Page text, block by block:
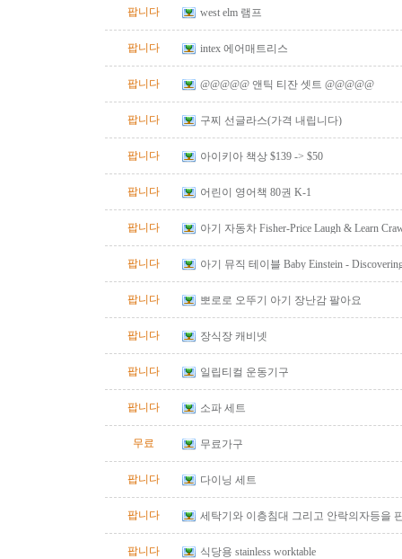
팝니다 west elm 램프
팝니다 intex 에어매트리스
팝니다 @@@@@ 앤틱 티잔 셋트 @@@@@
팝니다 구찌 선글라스(가격 내립니다)
팝니다 아이키아 책상 $139 -> $50
팝니다 어린이 영어책 80권 K-1
팝니다
아기 자동차 Fisher-Price Laugh & Learn
팝니다
아기 뮤직 테이블 Baby Einstein -
팝니다
뽀로로 오뚜기 아기 장난감 팔아요
팝니다 장식장 캐비넷
팝니다 일립티컬 운동기구
팝니다 소파 세트
무료 무료가구
팝니다 다이닝 세트
팝니다 세탁기와 이층침대 그리고 안락의자등을
팝니다 식당용 stainless worktable